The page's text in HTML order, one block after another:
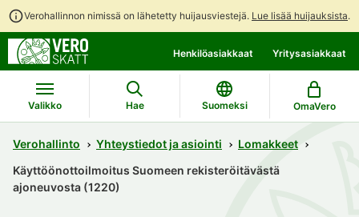
Verohallinnon nimissä on lähetetty huijausviestejä. Lue lisää huijauksista.
suoraan
sisältöön
koko
sivuston
hakuun
Henkilöasiakkaat Yritysasiakkaat
Valikko Hae Suomeksi OmaVero
Verohallinto Yhteystiedot ja asiointi
Lomakkeet
Käyttöönottoilmoitus Suomeen rekisteröitävästä
ajoneuvosta (1220)